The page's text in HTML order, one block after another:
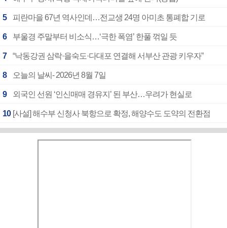
5 피란마을 67년 역사인데…전교생 24명 아미초 통폐합 기로
6 부울경 주말부터 비소식…‘극한 폭염’ 한풀 꺾일 듯
7 “낙동강권 삼락·을숙도·다대포 연결해 서부산 관광 키우자”
8 오늘의 날씨- 2026년 8월 7일
9 외국인 선원 ‘인신매매 경유지’ 된 부산…우려가 현실로
10 [사설] 해수부 신청사 북항으로 확정, 해양수도 도약의 전환점